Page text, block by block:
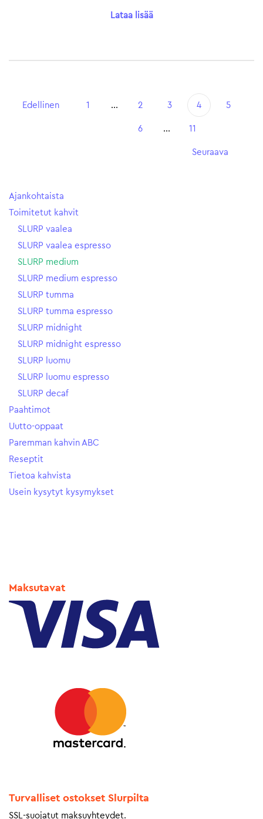
Lataa lisää
Edellinen 1 ... 2 3 4 5
6 ... 11
Seuraava
Ajankohtaista
Toimitetut kahvit
SLURP vaalea
SLURP vaalea espresso
SLURP medium
SLURP medium espresso
SLURP tumma
SLURP tumma espresso
SLURP midnight
SLURP midnight espresso
SLURP luomu
SLURP luomu espresso
SLURP decaf
Paahtimot
Uutto-oppaat
Paremman kahvin ABC
Reseptit
Tietoa kahvista
Usein kysytyt kysymykset
Maksutavat
Turvalliset ostokset Slurpilta
SSL-suojatut maksuyhteydet.